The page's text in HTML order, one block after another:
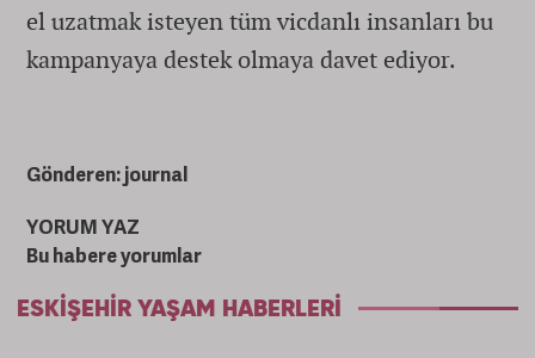
el uzatmak isteyen tüm vicdanlı insanları bu
kampanyaya destek olmaya davet ediyor.
Gönderen: journal
YORUM YAZ
Bu habere yorumlar
ESKIŞEHIR YAŞAM HABERLERI